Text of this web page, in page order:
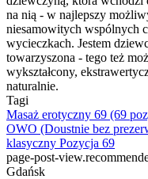
na nią - w najlepszy
niesamowitych wspólnych
wycieczkach. Jestem
towarzyszona - tego też
wykształcony,
naturalnie.
Tagi
Masaż erotyczny 69 (69
OWO (Doustnie bez
klasyczny Pozycja 69
page-post-
Gdańsk